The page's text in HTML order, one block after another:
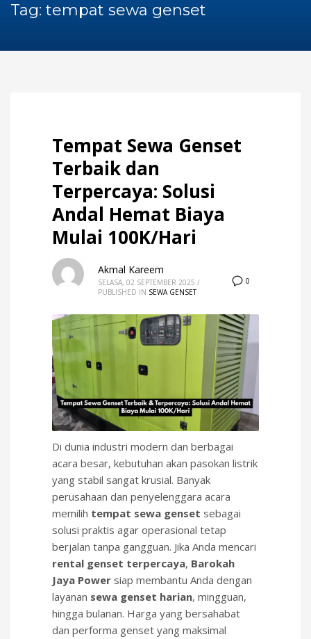
Blog
Repair
Review your order.
Payment &FREEshipment
If you still have problems, please let us know, by sending an
email to support@website.com . Thank you!
SHOWROOM HOURS
Mon-Fri 9:00AM - 6:00AM
Sat - 9:00AM-5:00PM
Tag: tempat sewa genset
Tempat Sewa Genset
Terbaik dan
Terpercaya: Solusi
Andal Hemat Biaya
Mulai 100K/Hari
0
Akmal Kareem
SELASA, 02 SEPTEMBER 2025 /
PUBLISHED IN SEWA GENSET
Di dunia industri modern dan berbagai
acara besar, kebutuhan akan pasokan listrik
yang stabil sangat krusial. Banyak
perusahaan dan penyelenggara acara
memilih tempat sewa genset sebagai
solusi praktis agar operasional tetap
berjalan tanpa gangguan. Jika Anda mencari
rental genset terpercaya, Barokah
Jaya Power siap membantu Anda dengan
layanan sewa genset harian, mingguan,
hingga bulanan. Harga yang bersahabat
dan performa genset yang maksimal